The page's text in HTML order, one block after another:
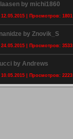
by michi1860
12.05.2015 | Просмотров: 1801
by Znovik_S
24.05.2015 | Просмотров: 3533
by Andrews
10.05.2015 | Просмотров: 2223